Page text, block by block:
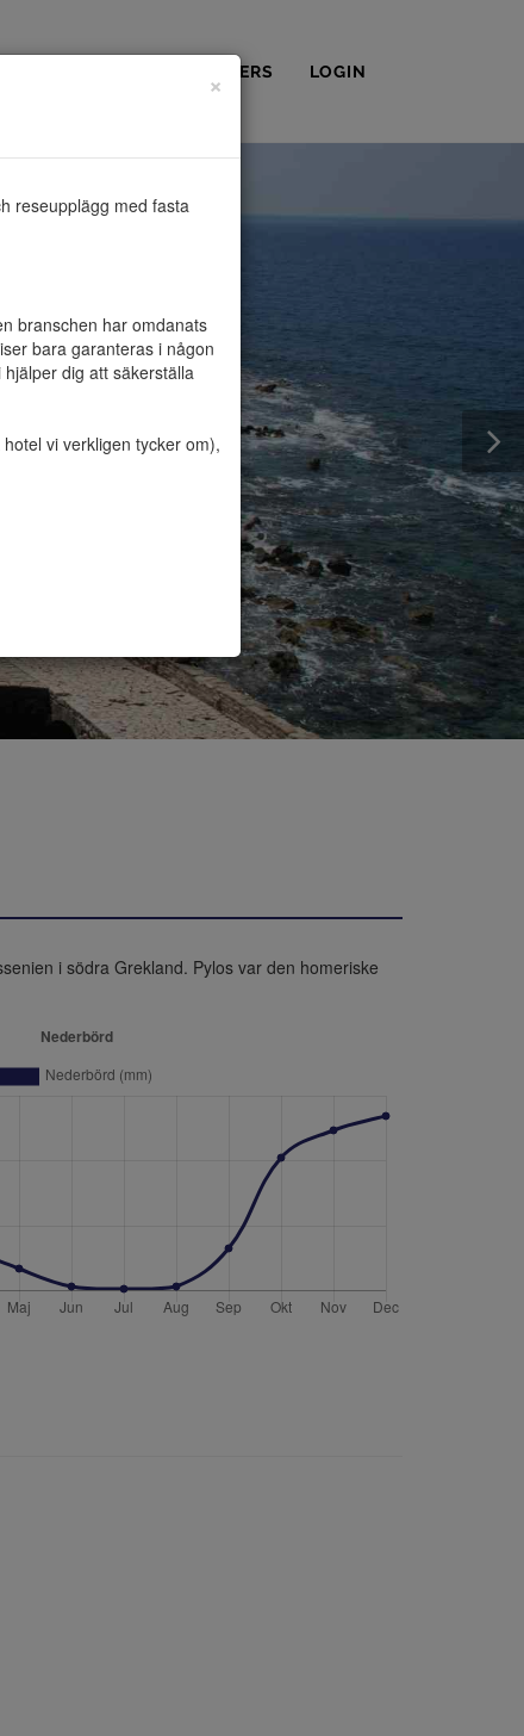
PARTNERS LOGIN
×
reseupplägg med fasta
branschen har omdanats
bara garanteras i någon
dig att säkerställa
vi verkligen tycker om),
i södra Grekland. Pylos var den homeriske